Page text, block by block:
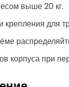
выше 20 кг.
для
корпуса при